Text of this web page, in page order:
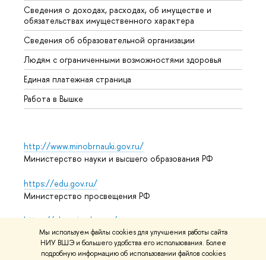
Мы используем файлы cookies для улучшения работы сайта
НИУ ВШЭ и большего удобства его использования. Более
подробную информацию об использовании файлов cookies
Сведения о доходах, расходах, об имуществе и
обязательствах имущественного характера
Сведения об образовательной организации
Людям с ограниченными возможностями здоровья
Единая платежная страница
Работа в Вышке
http://www.minobrnauki.gov.ru/
Министерство науки и высшего образования РФ
https://edu.gov.ru/
Министерство просвещения РФ
https://elearning.hse.ru/mooc
Массовые открытые онлайн-курсы